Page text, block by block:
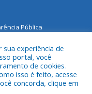
Pública
Municipal de Santarém
sua experiência de
portal, você
de cookies.
isso é feito, acesse
concorda, clique em